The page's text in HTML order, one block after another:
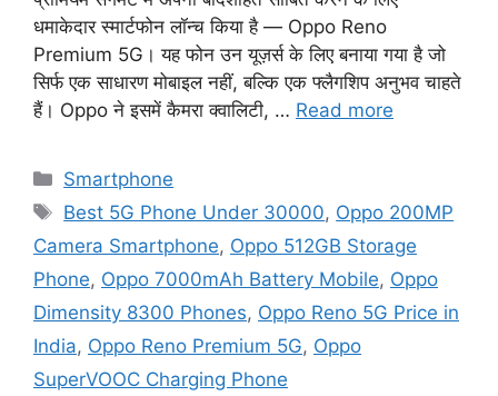
धमाकेदार स्मार्टफोन लॉन्च किया है — Oppo Reno
Premium 5G। यह फोन उन यूज़र्स के लिए बनाया गया है जो
सिर्फ एक साधारण मोबाइल नहीं, बल्कि एक फ्लैगशिप अनुभव चाहते
हैं। Oppo ने इसमें कैमरा क्वालिटी, … Read more
Categories
Smartphone
Tags
Best 5G Phone Under 30000, Oppo 200MP
Camera Smartphone, Oppo 512GB Storage
Phone, Oppo 7000mAh Battery Mobile, Oppo
Dimensity 8300 Phones, Oppo Reno 5G Price in
India, Oppo Reno Premium 5G, Oppo
SuperVOOC Charging Phone